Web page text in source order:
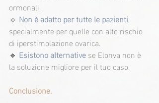
ormonali.
🔹 Non è adatto per tutte le pazienti,
specialmente per quelle con alto rischio
di iperstimolazione ovarica.
🔹 Esistono alternative se Elonva non è
la soluzione migliore per il tuo caso.
Conclusione.